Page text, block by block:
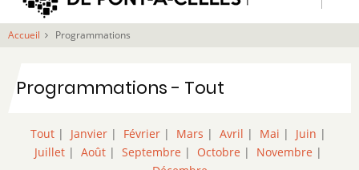
Accueil Programmations
Programmations - Tout
Tout| Janvier| Février| Mars | Avril | Mai | Juin |
Juillet| Août| Septembre | Octobre | Novembre |